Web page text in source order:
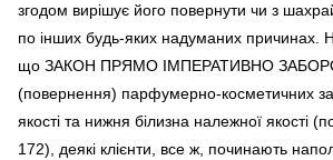
згодом вирішує його повернути чи з
по інших будь-яких надуманих причинах.
що ЗАКОН ПРЯМО ІМПЕРАТИВНО
(повернення) парфумерно-косметичних
якості та нижня білизна належної якості
172), деякі клієнти, все ж, починають